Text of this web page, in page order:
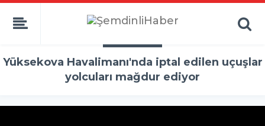
Yüksekova Havalimanı'nda iptal edilen uçuşlar
yolcuları mağdur ediyor